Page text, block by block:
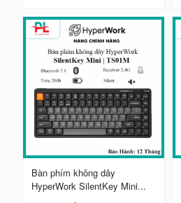
Bàn phím không dây
HyperWork SilentKey Mini...